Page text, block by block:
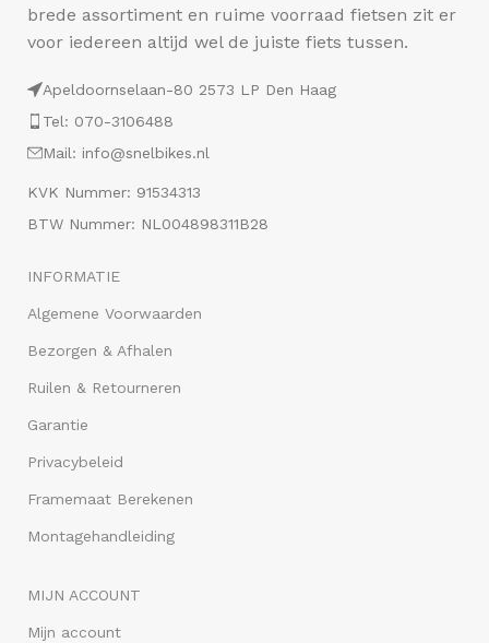
brede assortiment en ruime voorraad fietsen zit er
voor iedereen altijd wel de juiste fiets tussen.
Apeldoornselaan-80 2573 LP Den Haag
Tel: 070-3106488
Mail: info@snelbikes.nl
KVK Nummer: 91534313
BTW Nummer: NL004898311B28
INFORMATIE
Algemene Voorwaarden
Bezorgen & Afhalen
Ruilen & Retourneren
Garantie
Privacybeleid
Framemaat Berekenen
Montagehandleiding
MIJN ACCOUNT
Mijn account